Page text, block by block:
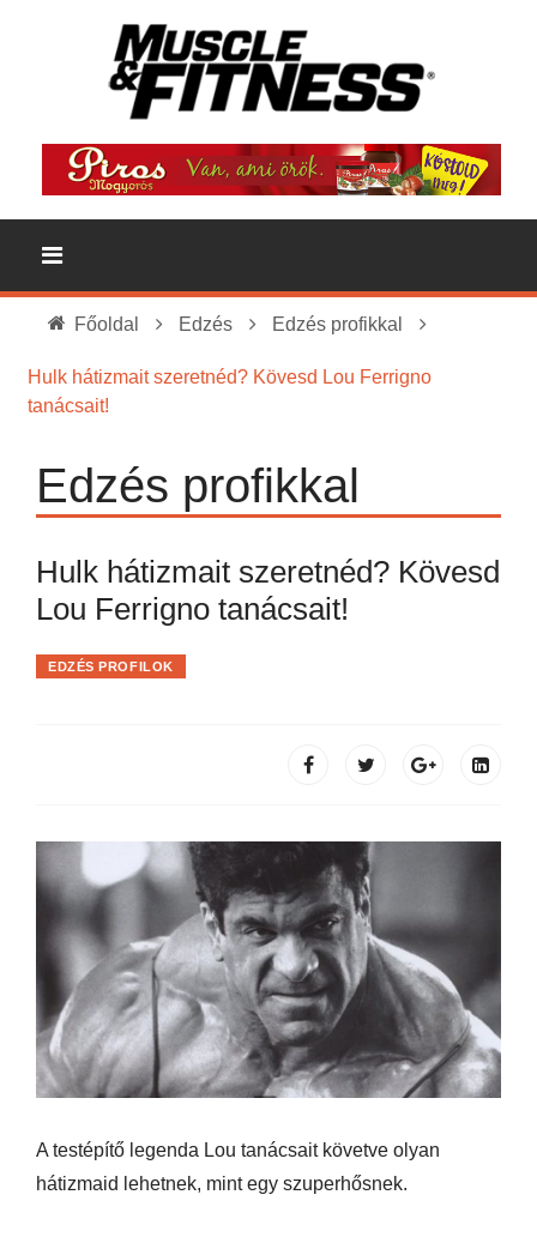
Főoldal Edzés Edzés profikkal
Hulk hátizmait szeretnéd? Kövesd Lou Ferrigno
tanácsait!
Edzés profikkal
Hulk hátizmait szeretnéd? Kövesd
Lou Ferrigno tanácsait!
EDZÉS PROFILOK
A testépítő legenda Lou tanácsait követve olyan
hátizmaid lehetnek, mint egy szuperhősnek.